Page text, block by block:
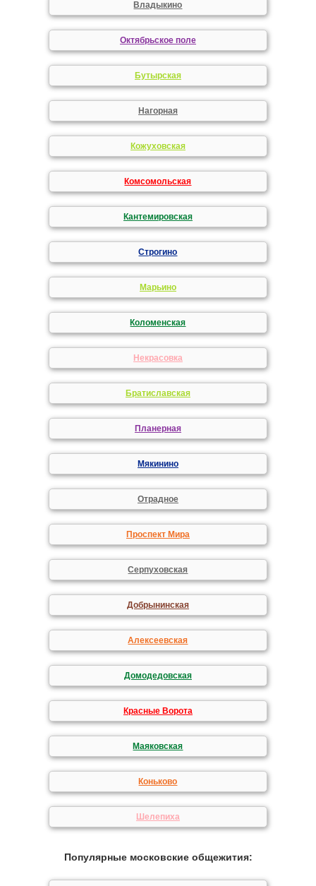
Владыкино
Октябрьское поле
Бутырская
Нагорная
Кожуховская
Комсомольская
Кантемировская
Строгино
Марьино
Коломенская
Некрасовка
Братиславская
Планерная
Мякинино
Отрадное
Проспект Мира
Серпуховская
Добрынинская
Алексеевская
Домодедовская
Красные Ворота
Маяковская
Коньково
Шелепиха
Популярные московские общежития: